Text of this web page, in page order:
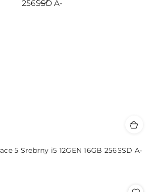
5 Srebrny i5 12GEN 16GB 256SSD A-